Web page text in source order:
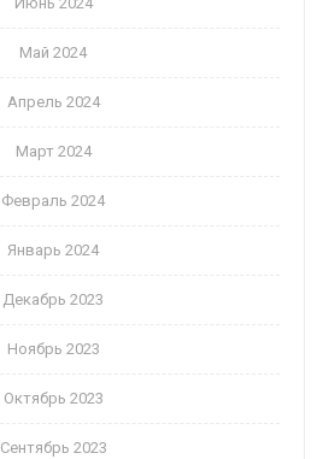
Май 2024
Апрель 2024
Март 2024
Февраль 2024
Январь 2024
Декабрь 2023
Ноябрь 2023
Октябрь 2023
Сентябрь 2023